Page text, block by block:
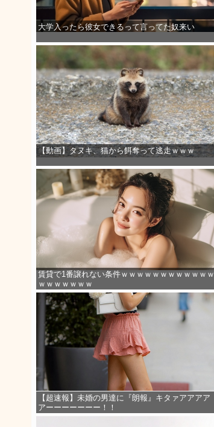
大学入ったら彼女できるって言ってた奴来い
【動画】タヌキ、猫から餌奪って逃走ｗｗｗ
賃貸で1番譲れない条件ｗｗｗｗｗｗｗｗｗｗｗｗ
ｗｗｗｗｗｗｗ
【超速報】未婚の男達に『朗報』キタァアアアア
アーーーーーーー！！